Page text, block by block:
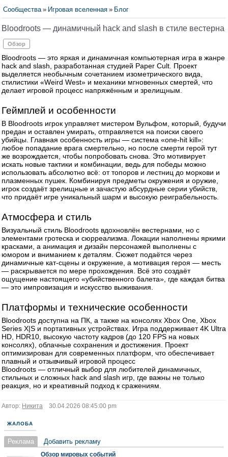
Сообщества » Игровая вселенная » Блог
Bloodroots — динамичный hack and slash в стиле вестерна
Обзор
Bloodroots — это яркая и динамичная компьютерная игра в жанре
hack and slash, разработанная студией Paper Cult. Проект
выделяется необычным сочетанием изометрического вида,
стилистики «Weird West» и механики мгновенных смертей, что
делает игровой процесс напряжённым и зрелищным.
Геймплей и особенности
В Bloodroots игрок управляет мистером Вульфом, который, будучи
предан и оставлен умирать, отправляется на поиски своего
убийцы. Главная особенность игры — система «one-hit kill»:
любое попадание врага смертельно, но после смерти герой тут
же возрождается, чтобы попробовать снова. Это мотивирует
искать новые тактики и комбинации, ведь для победы можно
использовать абсолютно всё: от топоров и лестниц до моркови и
плазменных пушек. Комбинируя предметы окружения и оружие,
игрок создаёт зрелищные и зачастую абсурдные серии убийств,
что придаёт игре уникальный шарм и высокую реиграбельность.
Атмосфера и стиль
Визуальный стиль Bloodroots вдохновлён вестернами, но с
элементами гротеска и сюрреализма. Локации наполнены яркими
красками, а анимация и дизайн персонажей выполнены с
юмором и вниманием к деталям. Сюжет подаётся через
динамичные кат-сцены и окружение, а мотивация героя — месть
— раскрывается по мере прохождения. Всё это создаёт
ощущение настоящего «убийственного балета», где каждая битва
— это импровизация и искусство выживания.
Платформы и технические особенности
Bloodroots доступна на ПК, а также на консолях Xbox One, Xbox
Series X|S и портативных устройствах. Игра поддерживает 4K Ultra
HD, HDR10, высокую частоту кадров (до 120 FPS на новых
консолях), облачные сохранения и достижения. Проект
оптимизирован для современных платформ, что обеспечивает
плавный и отзывчивый игровой процесс
Bloodroots — отличный выбор для любителей динамичных,
стильных и сложных hack and slash игр, где важны не только
реакция, но и креативный подход к сражениям.
Автор: Никита 30.04.2026 08:45:00 pm
ЖАЛОБА
Реклама Добавить рекламу
Обзор мировых событий